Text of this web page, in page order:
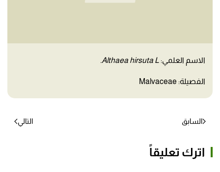
الاسم العلمي: Althaea hirsuta L.
الفصيلة: Malvaceae
السابق التالي
اترك تعليقاً